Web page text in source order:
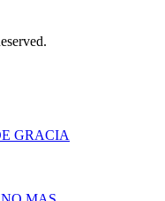
GRACIA